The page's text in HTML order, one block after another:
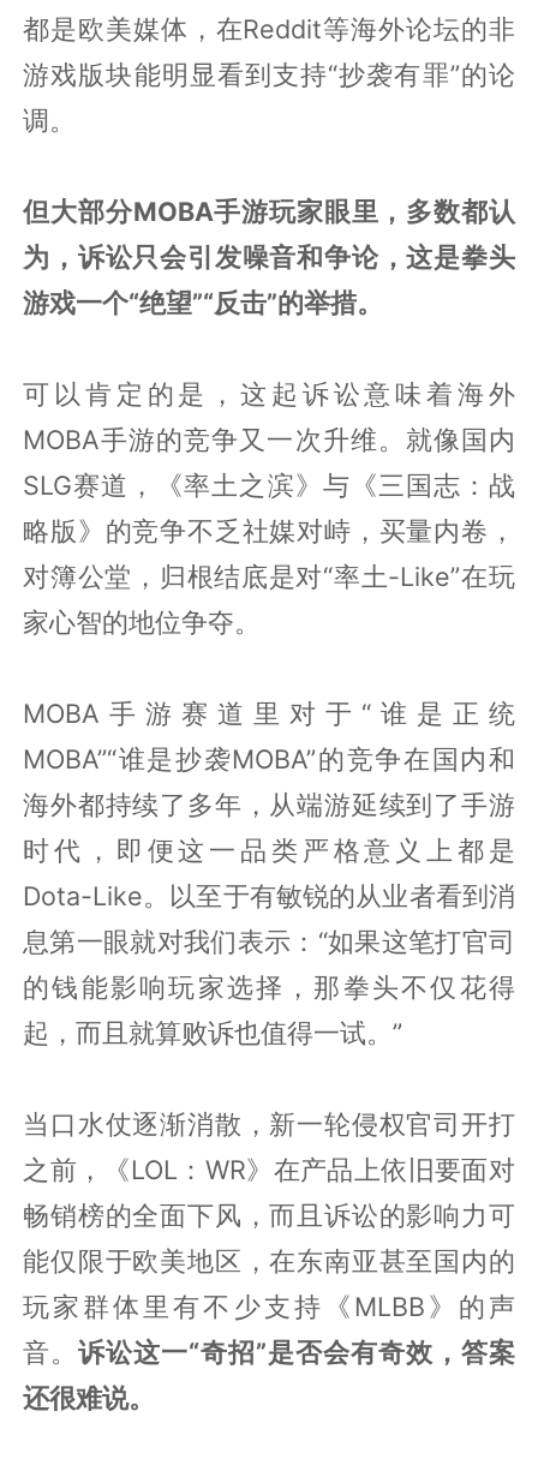
都是欧美媒体，在Reddit等海外论坛的非
游戏版块能明显看到支持“抄袭有罪”的论
调。
但大部分MOBA手游玩家眼里，多数都认
为，诉讼只会引发噪音和争论，这是拳头
游戏一个“绝望”“反击”的举措。
可以肯定的是，这起诉讼意味着海外
MOBA手游的竞争又一次升维。就像国内
SLG赛道，《率土之滨》与《三国志：战
略版》的竞争不乏社媒对峙，买量内卷，
对簿公堂，归根结底是对“率土-Like”在玩
家心智的地位争夺。
MOBA手游赛道里对于“谁是正统
MOBA”“谁是抄袭MOBA”的竞争在国内和
海外都持续了多年，从端游延续到了手游
时代，即便这一品类严格意义上都是
Dota-Like。以至于有敏锐的从业者看到消
息第一眼就对我们表示：“如果这笔打官司
的钱能影响玩家选择，那拳头不仅花得
起，而且就算败诉也值得一试。”
当口水仗逐渐消散，新一轮侵权官司开打
之前，《LOL：WR》在产品上依旧要面对
畅销榜的全面下风，而且诉讼的影响力可
能仅限于欧美地区，在东南亚甚至国内的
玩家群体里有不少支持《MLBB》的声
音。诉讼这一“奇招”是否会有奇效，答案
还很难说。